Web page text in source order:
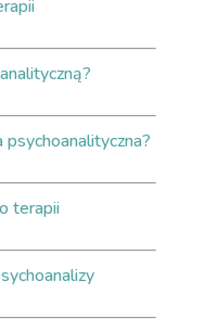
terapii